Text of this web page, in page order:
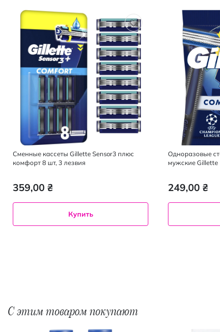
Сменные кассеты Gillette Sensor3 плюс
комфорт 8 шт, 3 лезвия
359,00 ₴
Купить
Одноразовые
мужские Gillette
249,00 ₴
С этим товаром покупают